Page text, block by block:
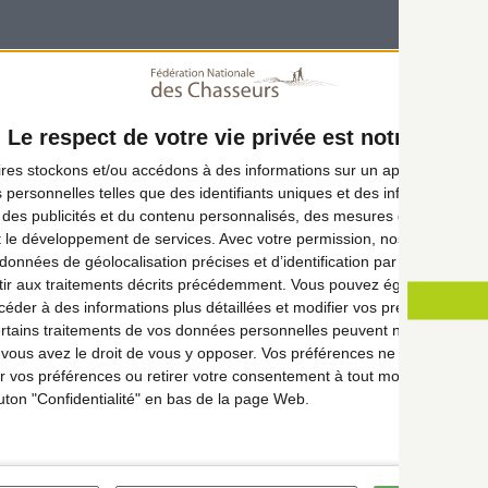
Le respect de votre vie privée est notre priorité
stockons et/ou accédons à des informations sur un appareil, telles
telles que des identifiants uniques et des informations
publicités et du contenu personnalisés, des mesures de publicité
développement de services. Avec votre permission, nos 281
de géolocalisation précises et d’identification par scan
aux traitements décrits précédemment. Vous pouvez également
à des informations plus détaillées et modifier vos préférences
traitements de vos données personnelles peuvent ne pas
avez le droit de vous y opposer. Vos préférences ne
vos préférences ou retirer votre consentement à tout moment en
"Confidentialité" en bas de la page Web.
Chasseurs étrangers